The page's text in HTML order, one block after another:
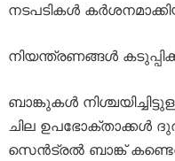
നടപടികൾ
നിയന്ത്രണങ്ങൾ
ബാങ്കുകൾ
ചില ഉപഭോക്താക്കൾ
സെൻട്രൽ ബാങ്ക്